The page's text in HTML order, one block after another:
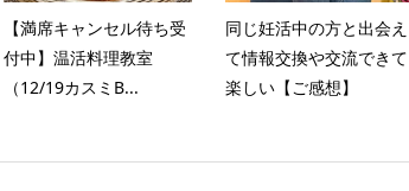
【満席キャンセル待ち受
付中】温活料理教室
（12/19カスミB...
同じ妊活中の方と出会え
て情報交換や交流できて
楽しい【ご感想】